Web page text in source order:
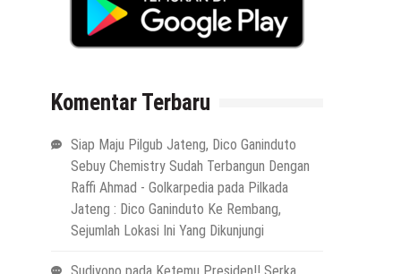
Komentar Terbaru
Siap Maju Pilgub Jateng, Dico Ganinduto
Sebuy Chemistry Sudah Terbangun Dengan
Raffi Ahmad - Golkarpedia pada Pilkada
Jateng : Dico Ganinduto Ke Rembang,
Sejumlah Lokasi Ini Yang Dikunjungi